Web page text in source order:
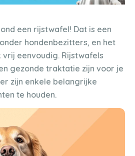
een rijstwafel! Dat is een
hondenbezitters, en het
eenvoudig. Rijstwafels
gezonde traktatie zijn voor je
zijn enkele belangrijke
te houden.